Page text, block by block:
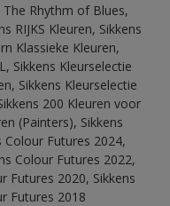
The Rhythm of Blues,
RIJKS Kleuren, Sikkens
Klassieke Kleuren,
Sikkens Kleurselectie
Sikkens Kleurselectie
200 Kleuren voor
(Painters), Sikkens
Colour Futures 2024,
Colour Futures 2022,
Futures 2020, Sikkens
Futures 2018